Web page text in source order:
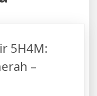
5H4M:
–